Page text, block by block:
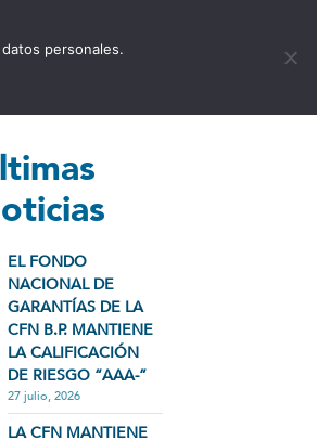
CONTÁCTENOS
EL FONDO
NACIONAL DE
GARANTÍAS DE LA
CFN B.P. MANTIENE
LA CALIFICACIÓN
DE RIESGO “AAA-”
27 julio, 2026
LA CFN MANTIENE
personales.